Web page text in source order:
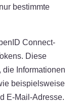
bestimmte
Connect-
Diese
, die Informationen
beispielsweise
E-Mail-Adresse.